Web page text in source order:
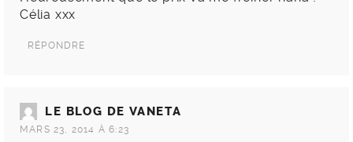
Célia xxx
RÉPONDRE
LE BLOG DE VANETA
MARS 23, 2014 À 6:23